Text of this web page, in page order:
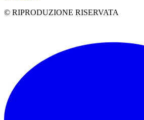
© RIPRODUZIONE RISERVATA